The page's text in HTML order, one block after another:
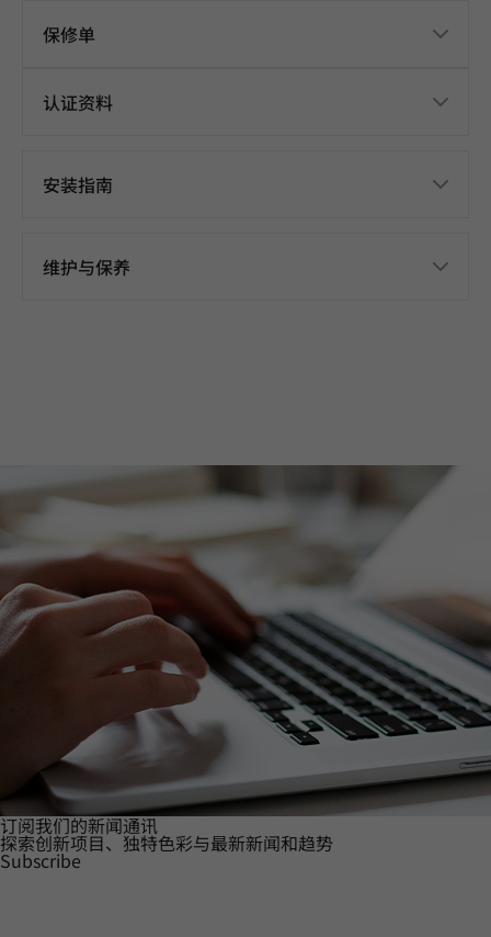
保修单
认证资料
安装指南
维护与保养
订阅我们的新闻通讯
探索创新项目、独特色彩与最新新闻和趋势
Subscribe